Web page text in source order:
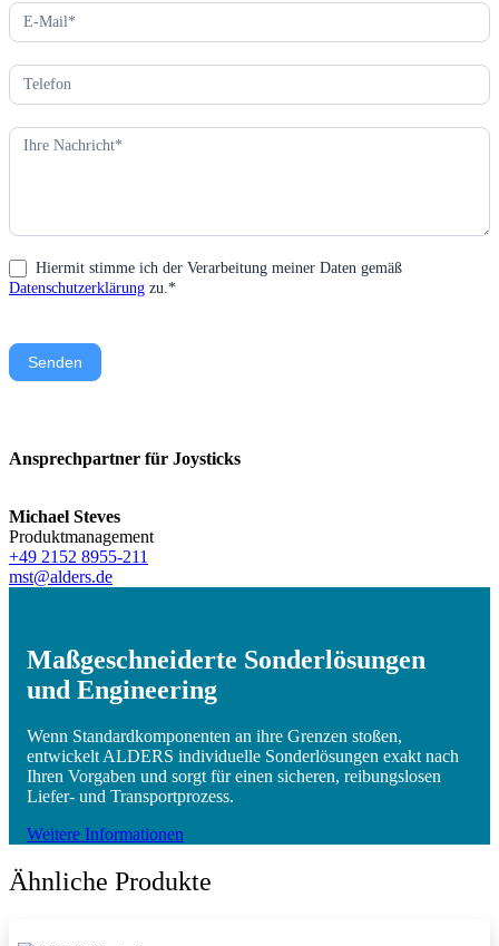
Hiermit stimme ich der Verarbeitung meiner Daten gemäß
Datenschutzerklärung zu.*
Senden
Ansprechpartner für Joysticks
Michael Steves
Produktmanagement
+49 2152 8955-211
mst@alders.de
Maßgeschneiderte Sonderlösungen
und Engineering
Wenn Standardkomponenten an ihre Grenzen stoßen,
entwickelt ALDERS individuelle Sonderlösungen exakt nach
Ihren Vorgaben und sorgt für einen sicheren, reibungslosen
Liefer- und Transportprozess.
Weitere Informationen
Ähnliche Produkte